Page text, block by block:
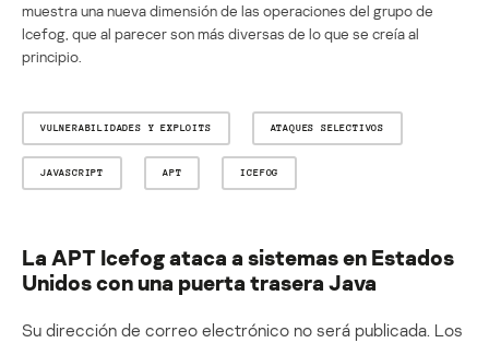
muestra una nueva dimensión de las operaciones del grupo de
Icefog, que al parecer son más diversas de lo que se creía al
principio.
VULNERABILIDADES Y EXPLOITS ATAQUES SELECTIVOS
JAVASCRIPT APT ICEFOG
La APT Icefog ataca a sistemas en Estados
Unidos con una puerta trasera Java
Su dirección de correo electrónico no será publicada. Los